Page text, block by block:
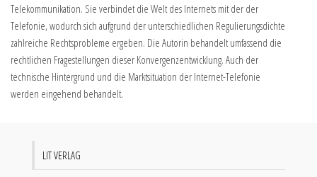
Telekommunikation. Sie verbindet die Welt des Internets mit der der
Telefonie, wodurch sich aufgrund der unterschiedlichen Regulierungsdichte
zahlreiche Rechtsprobleme ergeben. Die Autorin behandelt umfassend die
rechtlichen Fragestellungen dieser Konvergenzentwicklung. Auch der
technische Hintergrund und die Marktsituation der Internet-Telefonie
werden eingehend behandelt.
LIT VERLAG